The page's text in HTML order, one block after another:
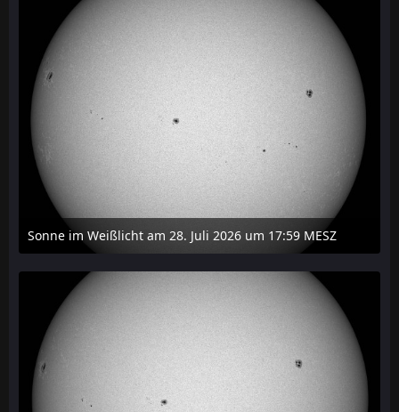
Sonne im Weißlicht am 28. Juli 2026 um 17:59 MESZ
31. Juli 2026 um 20:03